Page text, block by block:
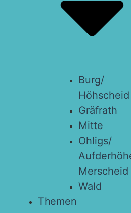
Burg/​
Höhscheid
Grä­f­rath
Mit­te
Ohligs/​
Merscheid
Wald
The­men